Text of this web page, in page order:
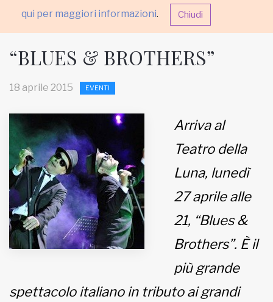
qui per maggiori informazioni. Chiudi
RUBRICHE
MUNICIPI
Inviateci le vostre segnalazioni
Iscriviti alla newsletter
Bernardis
“BLUES & BROTHERS”
18 aprile 2015 EVENTI
Arriva al
Teatro della
Luna, lunedì
27 aprile alle
21, “Blues &
Brothers”. È il
più grande
spettacolo italiano in tributo ai grandi